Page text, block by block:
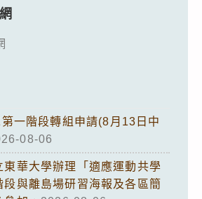
一階段轉組申請(8月13日中
08-06
東華大學辦理「適應運動共學
段與離島場研習海報及各區簡